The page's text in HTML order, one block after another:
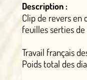
Description :
Clip de revers en
feuilles serties
Travail français
Poids total des